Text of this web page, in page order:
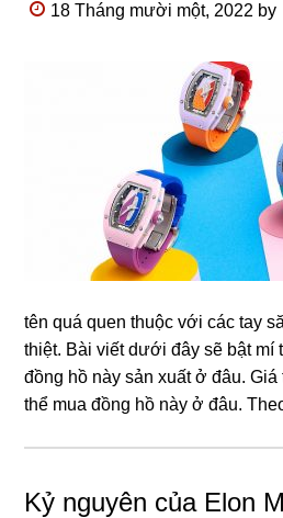
18 Tháng mười một, 2022 by
tên quá quen thuộc với các tay
thiệt. Bài viết dưới đây sẽ bật mí
đồng hồ này sản xuất ở đâu.
thể mua đồng hồ này ở đâu.
Kỷ nguyên của Elon